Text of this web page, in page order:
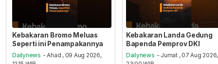
Kebakaran Bromo Meluas
Seperti ini Penampakannya
Dailynews - Ahad , 09 Aug 2026,
Kebakaran Landa Gedung
Bapenda Pemprov DKI
Dailynews - Jumat , 07 Aug 2026,